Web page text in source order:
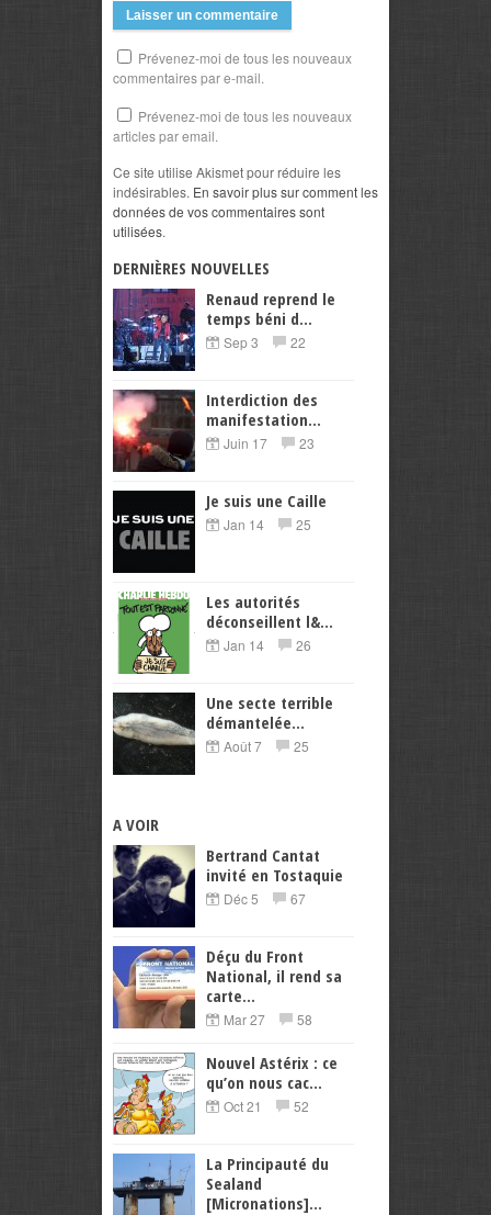
Prévenez-moi de tous les nouveaux
commentaires par e-mail.
Prévenez-moi de tous les nouveaux
articles par email.
Ce site utilise Akismet pour réduire les
indésirables. En savoir plus sur comment les
données de vos commentaires sont
utilisées.
DERNIÈRES NOUVELLES
Renaud reprend le
temps béni d...
Sep 3 22
Interdiction des
manifestation...
Juin 17 23
Je suis une Caille
Jan 14 25
Les autorités
déconseillent l&...
Jan 14 26
Une secte terrible
démantelée...
Août 7 25
A VOIR
Bertrand Cantat
invité en Tostaquie
Déc 5 67
Déçu du Front
National, il rend sa
carte...
Mar 27 58
Nouvel Astérix : ce
qu’on nous cac...
Oct 21 52
La Principauté du
Sealand
[Micronations]...